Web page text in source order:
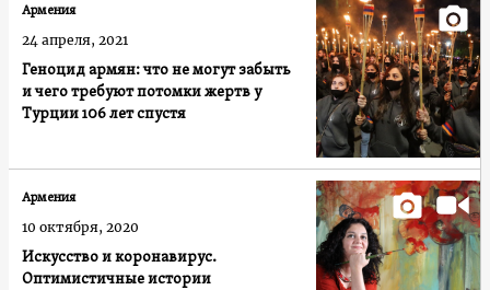
Геноцид армян: что не могут забыть
и чего требуют потомки жертв у
Турции 106 лет спустя
Армения
24 апреля, 2021
Искусство и коронавирус.
Оптимистичные истории
Армения
10 октября, 2020